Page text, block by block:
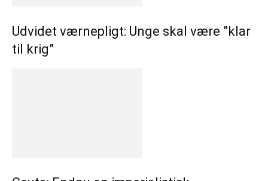
Udvidet værnepligt: Unge skal være ”klar
til krig”